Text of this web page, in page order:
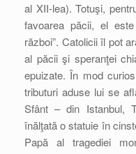
al XII-lea). Totuşi,
favoarea păcii, el
război”. Catolicii îl pot
al păcii şi speranţei
epuizate. În mod
tributuri aduse lui se
Sfânt – din Istanbul,
înălţată o statuie în
Papă al tragediei